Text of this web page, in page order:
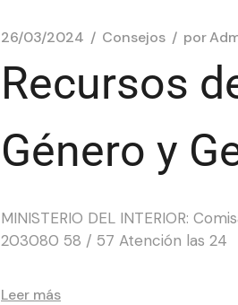
26/03/2024 Consejos por
Recursos
Género y
MINISTERIO DEL INTERIOR:
203080 58 / 57 Atención las 24
Leer más